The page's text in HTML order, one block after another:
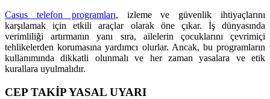
Casus telefon programları, izleme ve güvenlik ihtiyaçlarını
karşılamak için etkili araçlar olarak öne çıkar. İş dünyasında
verimliliği artırmanın yanı sıra, ailelerin çocuklarını çevrimiçi
tehlikelerden korumasına yardımcı olurlar. Ancak, bu programların
kullanımında dikkatli olunmalı ve her zaman yasalara ve etik
kurallara uyulmalıdır.
CEP TAKİP YASAL UYARI